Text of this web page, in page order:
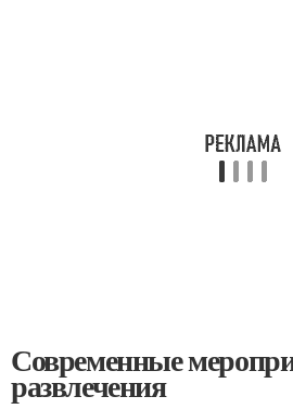
Современные
развлечения